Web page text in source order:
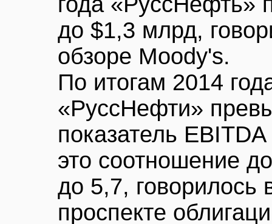
до $1,3 млрд,
обзоре Moody's.
По итогам 2014
«РуссНефти»
показатель
это соотношение
до 5,7, говорилось
проспекте